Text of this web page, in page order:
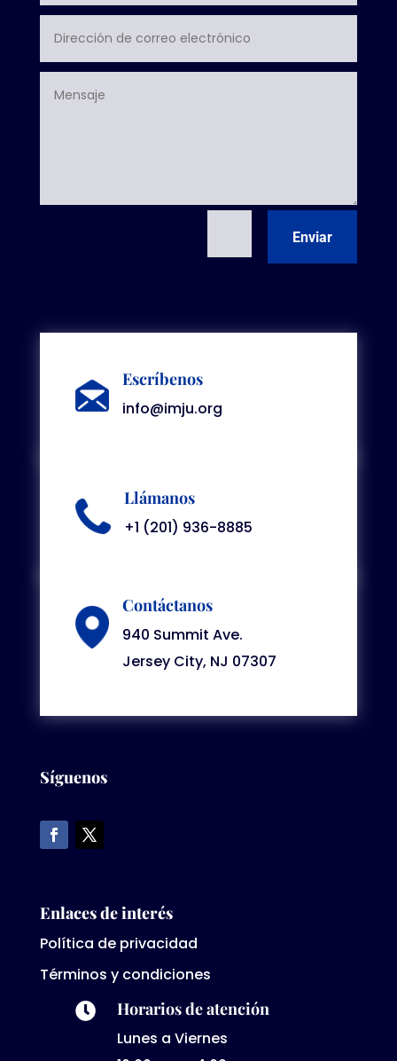
Enviar
Escríbenos
info@imju.org
Llámanos
+1 (201) 936-8885
Contáctanos
940 Summit Ave.
Jersey City, NJ 07307
Síguenos
Enlaces de interés
Política de privacidad
Términos y condiciones

Horarios de atención
Lunes a Viernes